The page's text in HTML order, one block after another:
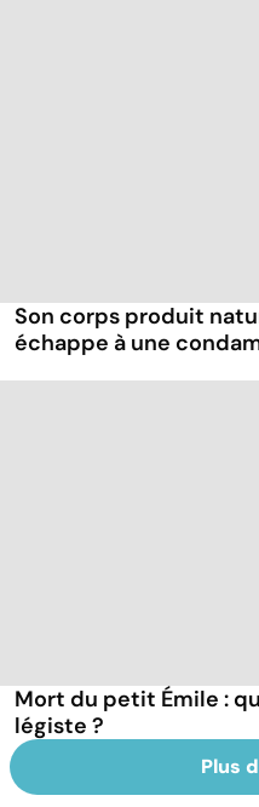
Son corps produit
échappe à une
Mort du petit Émile :
légiste ?
Plus